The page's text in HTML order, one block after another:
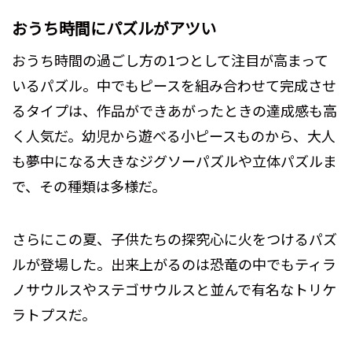
おうち時間にパズルがアツい
おうち時間の過ごし方の1つとして注目が高まって
いるパズル。中でもピースを組み合わせて完成させ
るタイプは、作品ができあがったときの達成感も高
く人気だ。幼児から遊べる小ピースものから、大人
も夢中になる大きなジグソーパズルや立体パズルま
で、その種類は多様だ。
さらにこの夏、子供たちの探究心に火をつけるパズ
ルが登場した。出来上がるのは恐竜の中でもティラ
ノサウルスやステゴサウルスと並んで有名なトリケ
ラトプスだ。